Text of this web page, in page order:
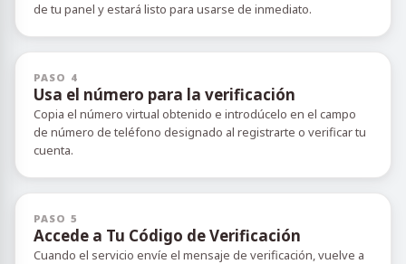
de tu panel y estará listo para usarse de inmediato.
PASO 4
Usa el número para la verificación
Copia el número virtual obtenido e introdúcelo en el campo
de número de teléfono designado al registrarte o verificar tu
cuenta.
PASO 5
Accede a Tu Código de Verificación
Cuando el servicio envíe el mensaje de verificación, vuelve a